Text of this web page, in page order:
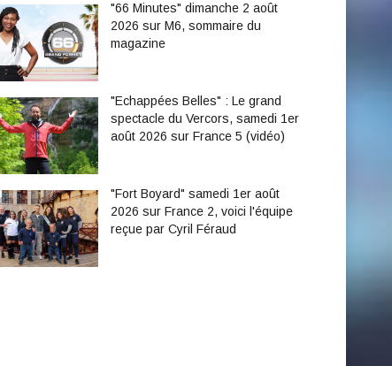
"66 Minutes" dimanche 2 août
2026 sur M6, sommaire du
magazine
"Echappées Belles" : Le grand
spectacle du Vercors, samedi 1er
août 2026 sur France 5 (vidéo)
"Fort Boyard" samedi 1er août
2026 sur France 2, voici l'équipe
reçue par Cyril Féraud